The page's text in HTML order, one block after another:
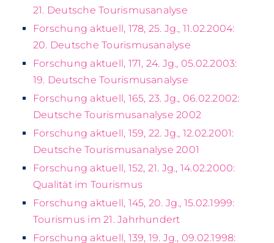
21. Deutsche Tourismusanalyse
Forschung aktuell, 178, 25. Jg., 11.02.2004:
20. Deutsche Tourismusanalyse
Forschung aktuell, 171, 24. Jg., 05.02.2003:
19. Deutsche Tourismusanalyse
Forschung aktuell, 165, 23. Jg., 06.02.2002:
Deutsche Tourismusanalyse 2002
Forschung aktuell, 159, 22. Jg., 12.02.2001:
Deutsche Tourismusanalyse 2001
Forschung aktuell, 152, 21. Jg., 14.02.2000:
Qualität im Tourismus
Forschung aktuell, 145, 20. Jg., 15.02.1999:
Tourismus im 21. Jahrhundert
Forschung aktuell, 139, 19. Jg., 09.02.1998: